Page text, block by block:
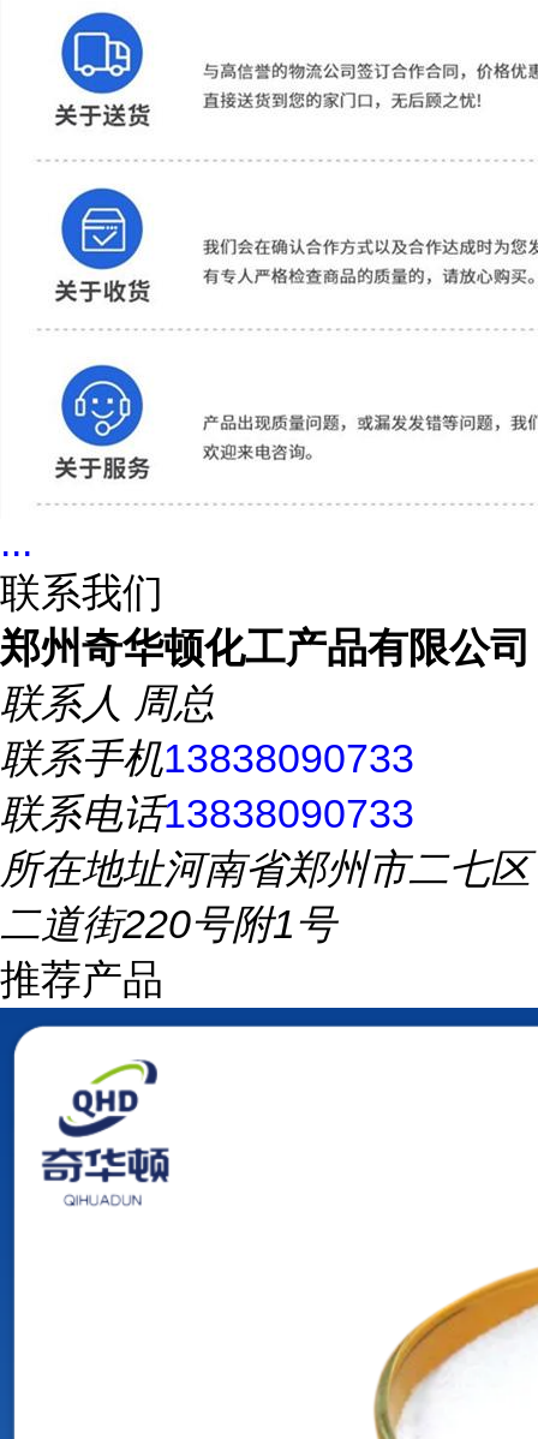
...
联系我们
郑州奇华顿化工产品有限公司
联系人 周总
联系手机13838090733
联系电话13838090733
所在地址河南省郑州市二七区
二道街220号附1号
推荐产品